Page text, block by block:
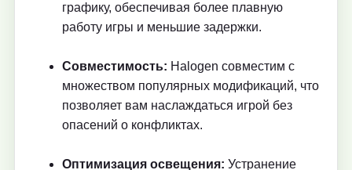
графику, обеспечивая более плавную
работу игры и меньшие задержки.
Совместимость: Halogen совместим с
множеством популярных модификаций, что
позволяет вам наслаждаться игрой без
опасений о конфликтах.
Оптимизация освещения: Устранение